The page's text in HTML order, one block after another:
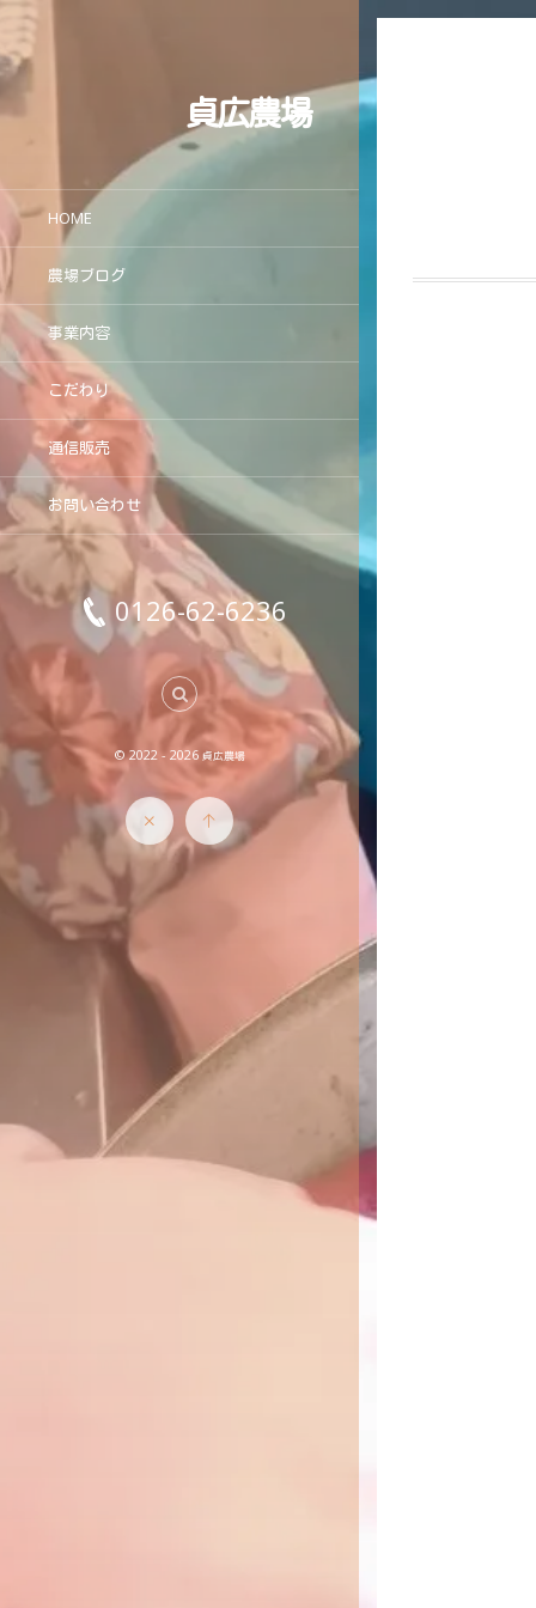
貞広農場
HOME
農場ブログ
事業内容
こだわり
通信販売
お問い合わせ
0126-62-6236
© 2022 - 2026 貞広農場